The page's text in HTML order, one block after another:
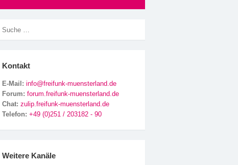
Kontakt
E-Mail: info@freifunk-muensterland.de
Forum: forum.freifunk-muensterland.de
Chat: zulip.freifunk-muensterland.de
Telefon: +49 (0)251 / 203182 - 90
Weitere Kanäle